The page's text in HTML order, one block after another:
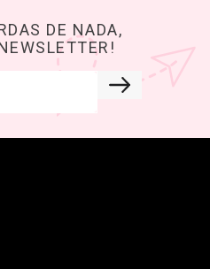
DE NADA,